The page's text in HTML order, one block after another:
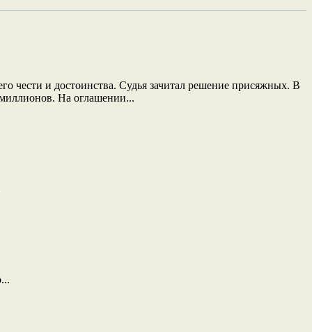
чести и достоинства. Судья зачитал решение присяжных. В
На оглашении...